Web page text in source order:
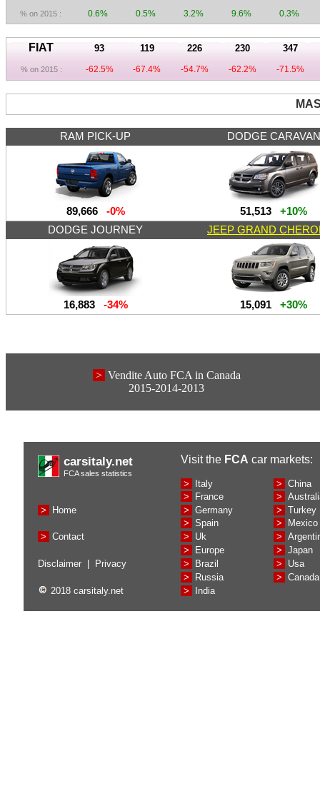
% on 2015 : 0.6% 0.5% 3.2% 9.6% 0.3%
FIAT 93 119 226 230 347
% on 2015 : -62.5% -67.4% -54.7% -62.2% -71.5%
RAM PICK-UP DODGE CARAVAN
89,666 -0% 51,513
+10%
DODGE JOURNEY
JEEP GRAND
16,883 -34% 15,091 +30%
> Vendite Auto FCA in Canada
2015-2014-2013